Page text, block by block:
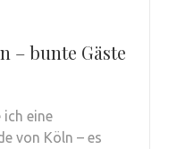
– bunte Gäste
ich eine
von Köln – es